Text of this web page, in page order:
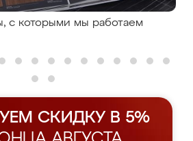
с которыми мы работаем
СКИДКУ В 5%